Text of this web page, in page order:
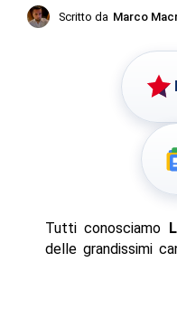
Scritto da Marco
Tutti conosciamo
delle grandissimi